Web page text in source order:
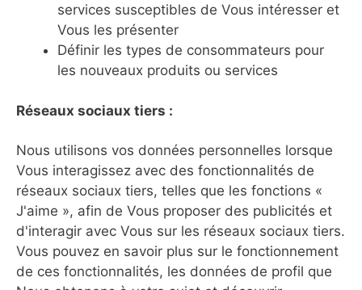
services susceptibles de Vous intéresser et
Vous les présenter
Définir les types de consommateurs pour
les nouveaux produits ou services
Réseaux sociaux tiers :
Nous utilisons vos données personnelles lorsque
Vous interagissez avec des fonctionnalités de
réseaux sociaux tiers, telles que les fonctions «
J'aime », afin de Vous proposer des publicités et
d'interagir avec Vous sur les réseaux sociaux tiers.
Vous pouvez en savoir plus sur le fonctionnement
de ces fonctionnalités, les données de profil que